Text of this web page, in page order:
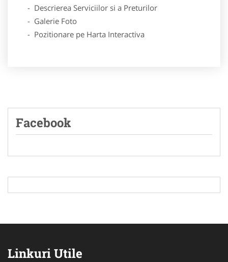
- Descrierea Serviciilor si a Preturilor
- Galerie Foto
- Pozitionare pe Harta Interactiva
Facebook
Linkuri Utile